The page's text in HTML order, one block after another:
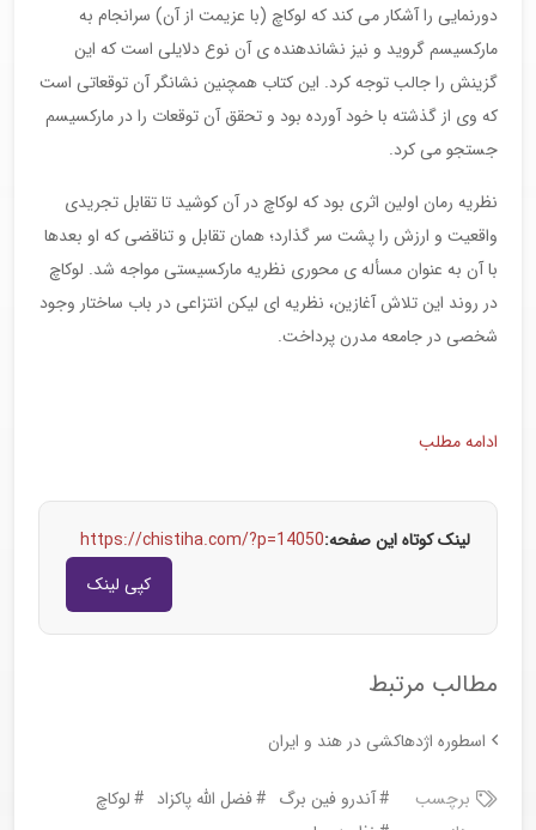
دورنمایی را آشکار می کند که لوکاچ (با عزیمت از آن) سرانجام به
مارکسیسم گروید و نیز نشاندهنده ی آن نوع دلایلی است که این
گزینش را جالب توجه کرد. این کتاب همچنین نشانگر آن توقعاتی است
که وی از گذشته با خود آورده بود و تحقق آن توقعات را در مارکسیسم
جستجو می کرد.
نظریه رمان اولین اثری بود که لوکاچ در آن کوشید تا تقابل تجریدی
واقعیت و ارزش را پشت سر گذارد؛ همان تقابل و تناقضی که او بعدها
با آن به عنوان مسأله ی محوری نظریه مارکسیستی مواجه شد. لوکاچ
در روند این تلاش آغازین، نظریه ای لیکن انتزاعی در باب ساختار وجود
شخصی در جامعه مدرن پرداخت.
ادامه مطلب
لینک کوتاه این صفحه:https://chistiha.com/?p=14050
کپی لینک
مطالب مرتبط
اسطوره اژدهاکشی در هند و ایران
برچسب
آندرو فین برگ فضل الله پاکزاد
لوکاچ